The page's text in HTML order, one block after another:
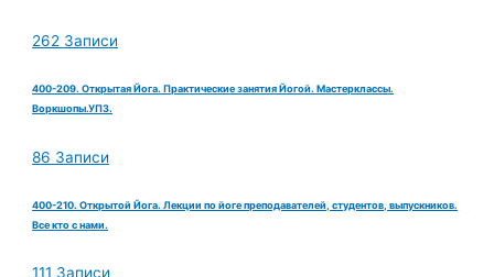
262 Записи
400-209. Открытая Йога. Практические занятия Йогой. Мастерклассы.
Воркшопы.УПЗ.
86 Записи
400-210. Открытой Йога. Лекции по йоге преподавателей, студентов, выпускников.
Все кто с нами.
111 Записи